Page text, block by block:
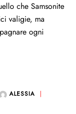
che Samsonite
valigie, ma
ogni
ALESSIA